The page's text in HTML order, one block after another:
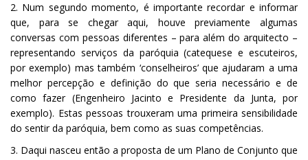
2. Num segundo momento, é importante recordar e informar
que, para se chegar aqui, houve previamente algumas
conversas com pessoas diferentes – para além do arquitecto –
representando serviços da paróquia (catequese e escuteiros,
por exemplo) mas também ‘conselheiros’ que ajudaram a uma
melhor percepção e definição do que seria necessário e de
como fazer (Engenheiro Jacinto e Presidente da Junta, por
exemplo). Estas pessoas trouxeram uma primeira sensibilidade
do sentir da paróquia, bem como as suas competências.
3. Daqui nasceu então a proposta de um Plano de Conjunto que